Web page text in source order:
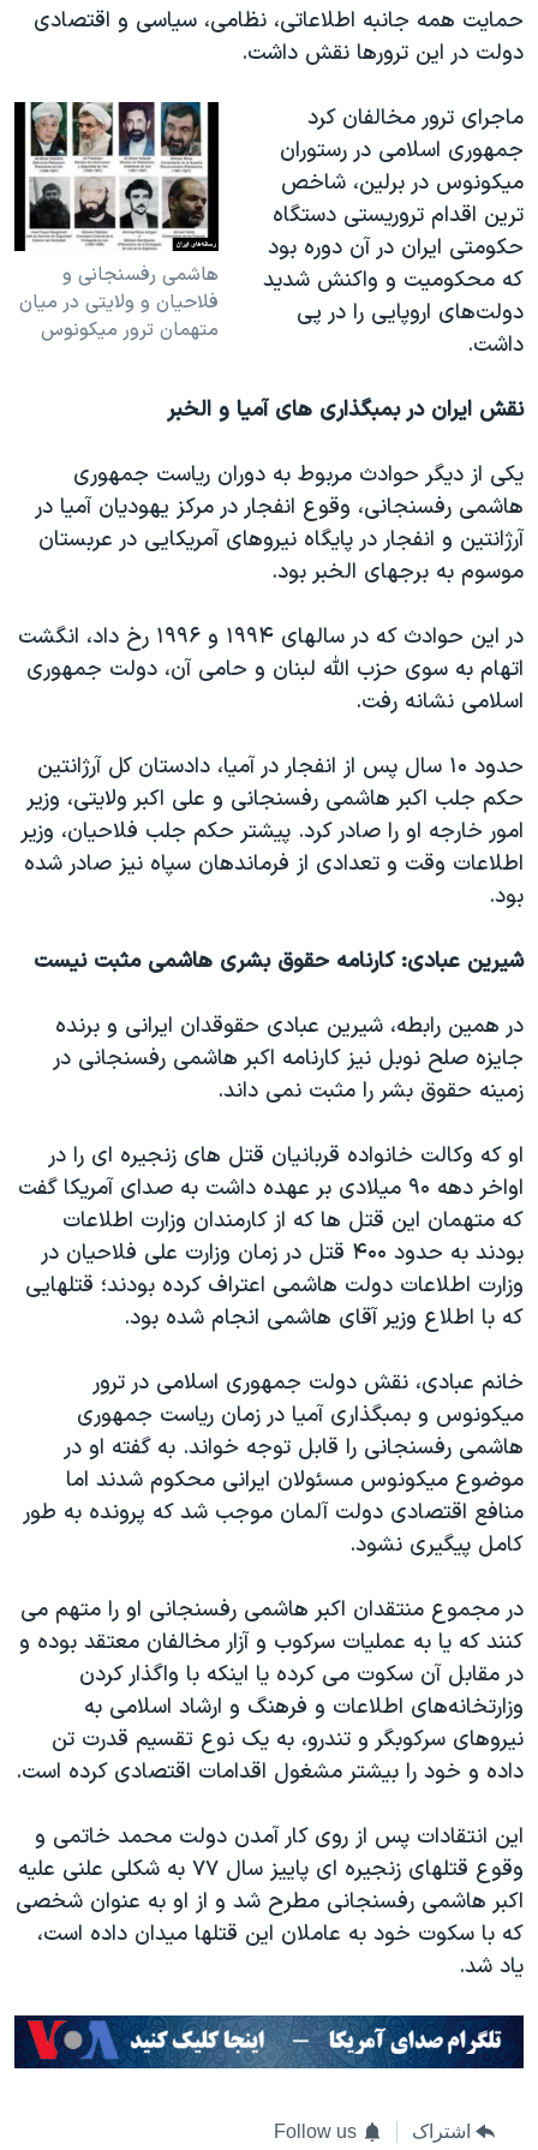
حمایت همه جانبه اطلاعاتی، نظامی، سیاسی و اقتصادی
دولت در این ترورها نقش داشت.
هاشمی رفسنجانی و
فلاحیان و ولایتی در میان
متهمان ترور میکونوس
ماجرای ترور مخالفان کرد
جمهوری اسلامی در رستوران
میکونوس در برلین، شاخص
ترین اقدام تروریستی دستگاه
حکومتی ایران در آن دوره بود
که محکومیت و واکنش شدید
دولت‌های اروپایی را در پی
داشت.
نقش ایران در بمبگذاری های آمیا و الخبر
یکی از دیگر حوادث مربوط به دوران ریاست جمهوری
هاشمی رفسنجانی، وقوع انفجار در مرکز یهودیان آمیا در
آرژانتین و انفجار در پایگاه نیروهای آمریکایی در عربستان
موسوم به برجهای الخبر بود.
در این حوادث که در سالهای ۱۹۹۴ و ۱۹۹۶ رخ داد، انگشت
اتهام به سوی حزب الله لبنان و حامی آن، دولت جمهوری
اسلامی نشانه رفت.
حدود ۱۰ سال پس از انفجار در آمیا، دادستان کل آرژانتین
حکم جلب اکبر هاشمی رفسنجانی و علی اکبر ولایتی، وزیر
امور خارجه او را صادر کرد. پیشتر حکم جلب فلاحیان، وزیر
اطلاعات وقت و تعدادی از فرماندهان سپاه نیز صادر شده
بود.
شیرین عبادی: کارنامه حقوق بشری هاشمی مثبت نیست
در همین رابطه، شیرین عبادی حقوقدان ایرانی و برنده
جایزه صلح نوبل نیز کارنامه اکبر هاشمی رفسنجانی در
زمینه حقوق بشر را مثبت نمی داند.
او که وکالت خانواده قربانیان قتل های زنجیره ای را در
اواخر دهه ۹۰ میلادی بر عهده داشت به صدای آمریکا گفت
که متهمان این قتل ها که از کارمندان وزارت اطلاعات
بودند به حدود ۴۰۰ قتل در زمان وزارت علی فلاحیان در
وزارت اطلاعات دولت هاشمی اعتراف کرده بودند؛ قتلهایی
که با اطلاع وزیر آقای هاشمی انجام شده بود.
خانم عبادی، نقش دولت جمهوری اسلامی در ترور
میکونوس و بمبگذاری آمیا در زمان ریاست جمهوری
هاشمی رفسنجانی را قابل توجه خواند. به گفته او در
موضوع میکونوس مسئولان ایرانی محکوم شدند اما
منافع اقتصادی دولت آلمان موجب شد که پرونده به طور
کامل پیگیری نشود.
در مجموع منتقدان اکبر هاشمی رفسنجانی او را متهم می
کنند که یا به عملیات سرکوب و آزار مخالفان معتقد بوده و
در مقابل آن سکوت می کرده یا اینکه با واگذار کردن
وزارتخانه‌های اطلاعات و فرهنگ و ارشاد اسلامی به
نیروهای سرکوبگر و تندرو، به یک نوع تقسیم قدرت تن
داده و خود را بیشتر مشغول اقدامات اقتصادی کرده است.
این انتقادات پس از روی کار آمدن دولت محمد خاتمی و
وقوع قتلهای زنجیره ای پاییز سال ۷۷ به شکلی علنی علیه
اکبر هاشمی رفسنجانی مطرح شد و از او به عنوان شخصی
که با سکوت خود به عاملان این قتلها میدان داده است،
یاد شد.
اشتراک Follow us